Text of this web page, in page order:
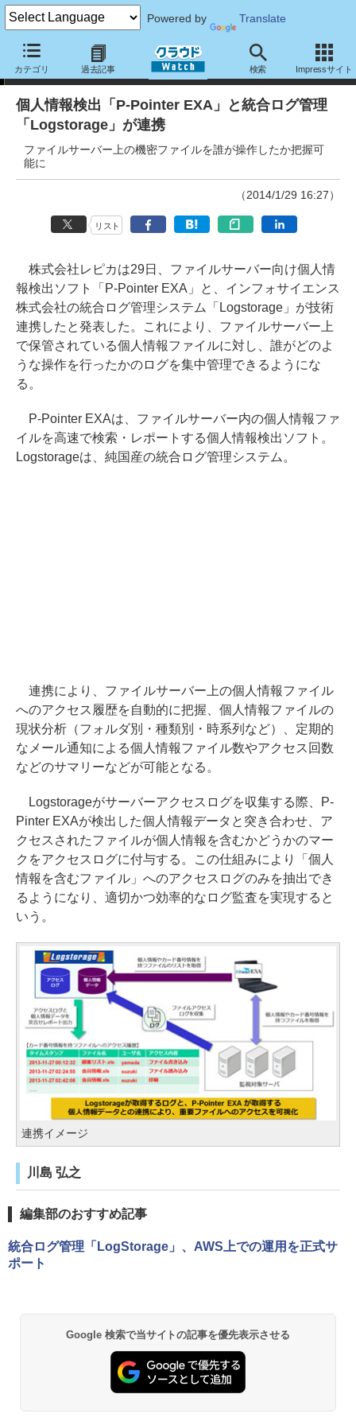
Powered by Translate
カテゴリ 過去記事 検索 Impressサイト
ニュース
個人情報検出「P-Pointer EXA」と統合ログ管理
「Logstorage」が連携
ファイルサーバー上の機密ファイルを誰が操作したか把握可
能に
（2014/1/29 16:27）
リスト
株式会社レピカは29日、ファイルサーバー向け個人情
報検出ソフト「P-Pointer EXA」と、インフォサイエンス
株式会社の統合ログ管理システム「Logstorage」が技術
連携したと発表した。これにより、ファイルサーバー上
で保管されている個人情報ファイルに対し、誰がどのよ
うな操作を行ったかのログを集中管理できるようにな
る。
P-Pointer EXAは、ファイルサーバー内の個人情報ファ
イルを高速で検索・レポートする個人情報検出ソフト。
Logstorageは、純国産の統合ログ管理システム。
連携により、ファイルサーバー上の個人情報ファイル
へのアクセス履歴を自動的に把握、個人情報ファイルの
現状分析（フォルダ別・種類別・時系列など）、定期的
なメール通知による個人情報ファイル数やアクセス回数
などのサマリーなどが可能となる。
Logstorageがサーバーアクセスログを収集する際、P-
Pinter EXAが検出した個人情報データと突き合わせ、ア
クセスされたファイルが個人情報を含むかどうかのマー
クをアクセスログに付与する。この仕組みにより「個人
情報を含むファイル」へのアクセスログのみを抽出でき
るようになり、適切かつ効率的なログ監査を実現すると
いう。
連携イメージ
川島 弘之
編集部のおすすめ記事
統合ログ管理「LogStorage」、AWS上での運用を正式サ
ポート
Google 検索で当サイトの記事を優先表示させる